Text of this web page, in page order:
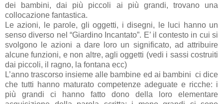
dei bambini, dai più piccoli ai più grandi, trovano una
collocazione fantastica.
Le azioni, le parole, gli oggetti, i disegni, le luci hanno un
senso diverso nel “Giardino Incantato”. E’ il contesto in cui si
svolgono le azioni a dare loro un significato, ad attribuire
alcune funzioni, e non altre, agli oggetti (vedi i sassi costruiti
dai piccoli, il ragno, la fontana ecc)
L’anno trascorso insieme alle bambine ed ai bambini ci dice
che tutti hanno maturato competenze adeguate e ricche: i
più grandi ci hanno fatto dono della loro elementare